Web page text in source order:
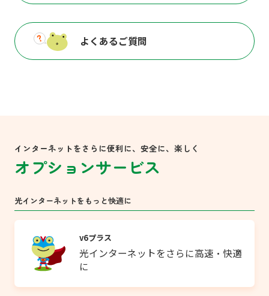
よくあるご質問
インターネットをさらに便利に、安全に、楽しく
オプションサービス
光インターネットをもっと快適に
v6プラス
光インターネットをさらに高速・快適
に